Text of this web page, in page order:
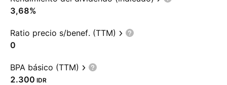
3,68%
Ratio precio s/benef. (TTM)
0
BPA básico (TTM)
2.300 IDR